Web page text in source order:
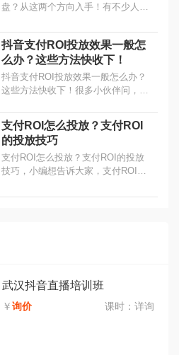
盘？从这两个方向入手！有不少人想
呢？先看数值，再做动作，两个方
向。...
抖音支付ROI投放效果一般怎
么办？这些方法快收下！
抖音支付ROI投放效果一般怎么办？
这些方法快收下！很多小伙伴问，支
怎么办呢？我们把建议总结为两不要
与两要，大家一定要记好！...
支付ROI怎么投放？支付ROI
的投放技巧
支付ROI怎么投放？支付ROI的投放
技巧，小编想告诉大家，支付ROI好
ROI目标这里填上数值，想要跑量
武汉抖音直播培训班
￥询价 课时： 详询